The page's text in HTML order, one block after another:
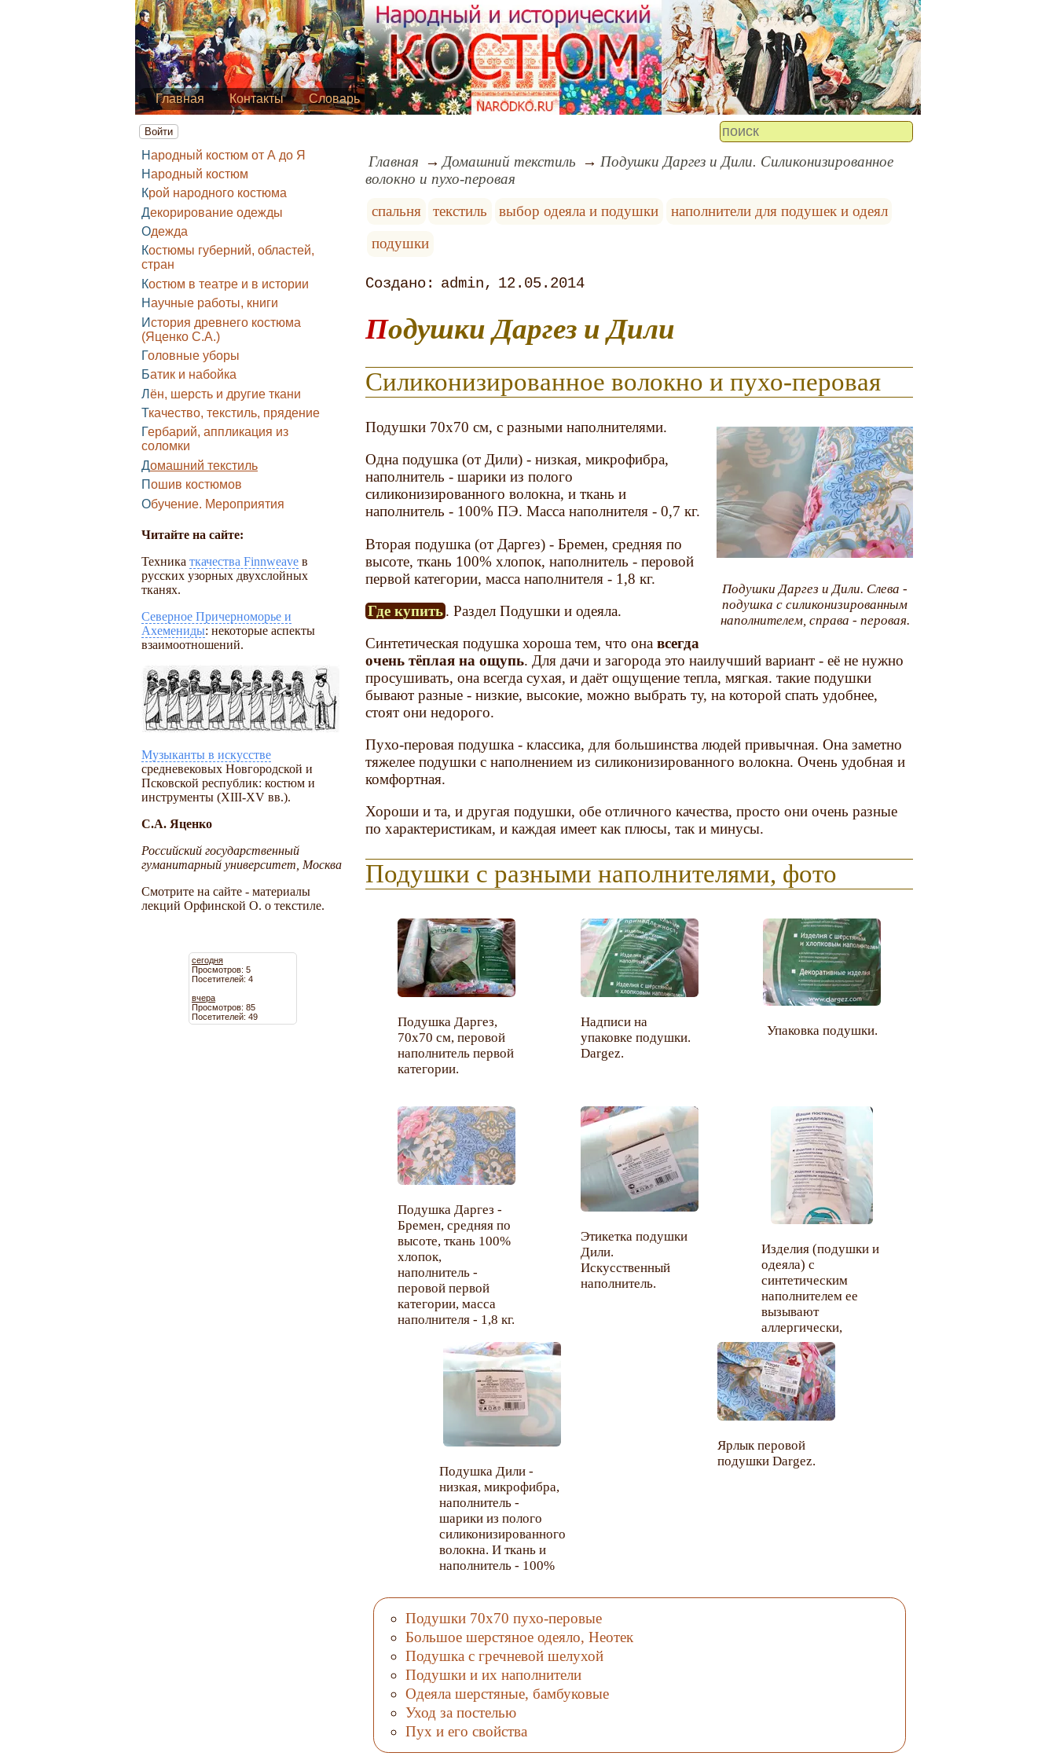
Главная Контакты Словарь
Войти
Народный костюм от А до Я
Народный костюм
Крой народного костюма
Декорирование одежды
Одежда
Костюмы губерний, областей,
стран
Костюм в театре и в истории
Научные работы, книги
История древнего костюма
(Яценко С.А.)
Головные уборы
Батик и набойка
Лён, шерсть и другие ткани
Ткачество, текстиль, прядение
Гербарий, аппликация из
соломки
Домашний текстиль
Пошив костюмов
Обучение. Мероприятия
Читайте на сайте:
Техника ткачества Finnweave в
русских узорных двухслойных
тканях.
Северное Причерноморье и
Ахемениды: некоторые аспекты
взаимоотношений.
Музыканты в искусстве
средневековых Новгородской и
Псковской республик: костюм и
инструменты (XIII-XV вв.).
С.А. Яценко
Российский государственный
гуманитарный университет, Москва
Смотрите на сайте - материалы
лекций Орфинской О. о текстиле.
сегодня
Просмотров: 5
Посетителей: 4
вчера
Просмотров: 85
Посетителей: 49
Главная Домашний текстиль
Подушки Даргез и Дили. Силиконизированное
волокно и пухо-перовая
спальня
текстиль выбор одеяла и подушки
наполнители для подушек и одеял
подушки
admin 12.05.2014
Подушки Даргез и Дили
Силиконизированное волокно и пухо-перовая
Подушки 70х70 см, с разными наполнителями.
Подушки Даргез и Дили. Слева -
подушка с силиконизированным
наполнителем, справа - перовая.
Одна подушка (от Дили) - низкая, микрофибра,
наполнитель - шарики из полого
силиконизированного волокна, и ткань и
наполнитель - 100% ПЭ. Масса наполнителя - 0,7 кг.
Вторая подушка (от Даргез) - Бремен, средняя по
высоте, ткань 100% хлопок, наполнитель - перовой
первой категории, масса наполнителя - 1,8 кг.
Где купить. Раздел Подушки и одеяла.
Синтетическая подушка хороша тем, что онавсегда
очень тёплая на ощупь. Для дачи и загорода это наилучший вариант - её не нужно
просушивать, она всегда сухая, и даёт ощущение тепла, мягкая. такие подушки
бывают разные - низкие, высокие, можно выбрать ту, на которой спать удобнее,
стоят они недорого.
Пухо-перовая подушка - классика, для большинства людей привычная. Она заметно
тяжелее подушки с наполнением из силиконизированного волокна. Очень удобная и
комфортная.
Хороши и та, и другая подушки, обе отличного качества, просто они очень разные
по характеристикам, и каждая имеет как плюсы, так и минусы.
Подушки с разными наполнителями, фото
Подушка Даргез,
70х70 см, перовой
наполнитель первой
категории.
Надписи на
упаковке подушки.
Dargez.
Упаковка подушки.
Подушка Даргез -
Бремен, средняя по
высоте, ткань 100%
хлопок,
наполнитель -
перовой первой
категории, масса
наполнителя - 1,8 кг.
Этикетка подушки
Дили.
Искусственный
наполнитель.
Изделия (подушки и
одеяла) с
синтетическим
наполнителем ее
вызывают
аллергически,
воздухопроницаемы,
не впитывают
запахи, имеют
удобную форму.
Подушка Дили -
низкая, микрофибра,
наполнитель -
шарики из полого
силиконизированного
волокна. И ткань и
наполнитель - 100%
наполнителя - 0,7 кг.
Ярлык перовой
подушки Dargez.
Подушки 70х70 пухо-перовые
Большое шерстяное одеяло, Неотек
Подушка с гречневой шелухой
Подушки и их наполнители
Одеяла шерстяные, бамбуковые
Уход за постелью
Пух и его свойства